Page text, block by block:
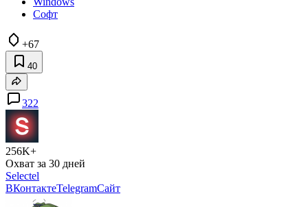
Софт
+67
40
322
256K+
Охват за 30 дней
Selectel
ВКонтактеTelegramСайт